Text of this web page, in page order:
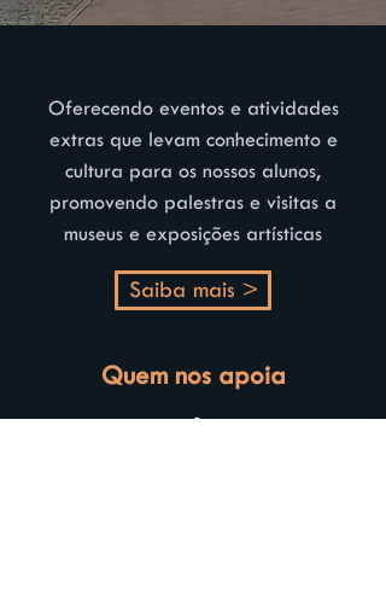
Formação cidadã
Oferecendo eventos e atividades
extras que levam conhecimento e
cultura para os nossos alunos,
promovendo palestras e visitas a
museus e exposições artísticas
Saiba mais >
Quem nos apoia